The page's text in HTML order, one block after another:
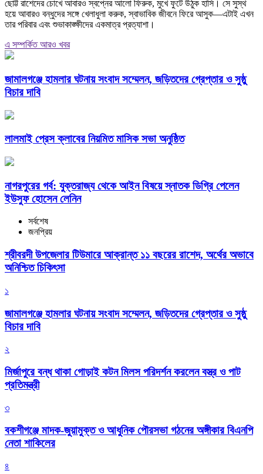
ছোট্ট রাশেদের চোখে আবারও স্বপ্নের আলো ফিরুক, মুখে ফুটে উঠুক হাসি। সে সুস্থ
হয়ে আবারও বন্ধুদের সঙ্গে খেলাধুলা করুক, স্বাভাবিক জীবনে ফিরে আসুক—এটাই এখন
তার পরিবার এবং শুভাকাঙ্ক্ষীদের একমাত্র প্রত্যাশা।
এ সম্পর্কিত আরও খবর
জামালগঞ্জে হামলার ঘটনায় সংবাদ সম্মেলন, জড়িতদের গ্রেপ্তার ও সুষ্ঠু
বিচার দাবি
লালমাই প্রেস ক্লাবের নিয়মিত মাসিক সভা অনুষ্ঠিত
নাগরপুরের গর্ব: যুক্তরাজ্য থেকে আইন বিষয়ে স্নাতক ডিগ্রি পেলেন
ইউসুফ হোসেন লেনিন
সর্বশেষ
জনপ্রিয়
শ্রীবরদী উপজেলার টিউমারে আক্রান্ত ১১ বছরের রাশেদ, অর্থের অভাবে
অনিশ্চিত চিকিৎসা
১
জামালগঞ্জে হামলার ঘটনায় সংবাদ সম্মেলন, জড়িতদের গ্রেপ্তার ও সুষ্ঠু
বিচার দাবি
২
মির্জাপুরে বন্ধ থাকা গোড়াই কটন মিলস পরিদর্শন করলেন বস্ত্র ও পাট
প্রতিমন্ত্রী
৩
বকশীগঞ্জে মাদক-জুয়ামুক্ত ও আধুনিক পৌরসভা গঠনের অঙ্গীকার বিএনপি
নেতা শাকিলের
৪